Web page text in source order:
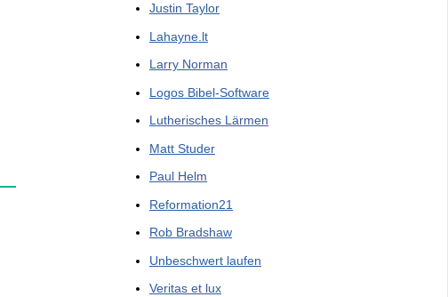
Justin Taylor
Lahayne.lt
Larry Norman
Logos Bibel-Software
Lutherisches Lärmen
Matt Studer
Paul Helm
Reformation21
Rob Bradshaw
Unbeschwert laufen
Veritas et lux